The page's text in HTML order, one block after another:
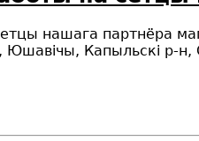
нашага партнёра
Юшавічы, Капыльскі р-н,